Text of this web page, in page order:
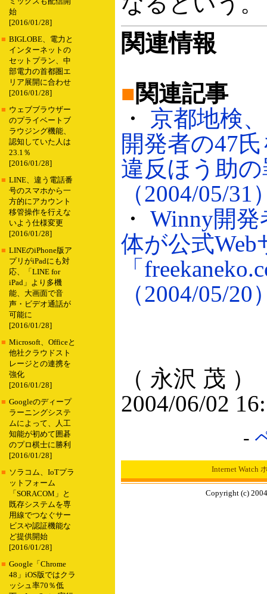
始
[2016/01/28]
■ BIGLOBE、電力と
インターネットの
セットプラン、中
部電力の首都圏エ
リア展開に合わせ
[2016/01/28]
■ ウェブブラウザー
のプライベートブ
ラウジング機能、
認知していた人は
23.1％
[2016/01/28]
■ LINE、違う電話番
号のスマホから一
方的にアカウント
移管操作を行えな
いよう仕様変更
[2016/01/28]
■ LINEのiPhone版ア
プリがiPadにも対
応、「LINE for
iPad」より多機
能、大画面で音
声・ビデオ通話が
可能に
[2016/01/28]
■ Microsoft、Officeと
他社クラウドスト
レージとの連携を
強化
[2016/01/28]
■ Googleのディープ
ラーニングシステ
ムによって、人工
知能が初めて囲碁
のプロ棋士に勝利
[2016/01/28]
■ ソラコム、IoTプラ
ットフォーム
「SORACOM」と
既存システムを専
用線でつなぐサー
ビスや認証機能な
ど提供開始
[2016/01/28]
■ Google「Chrome
48」iOS版ではクラ
ッシュ率70％低
関連情報
■関連記事
・ 京都地検
開発者の47
違反ほう助
（2004/05/31
・ Winny開
体が公式Web
「
（2004/05/20
（ 永沢 茂 ）
2004/06/02
-
Internet Watch
Copyright (c)